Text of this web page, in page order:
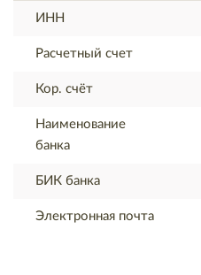
ИНН
Расчетный счет
Кор. счёт
Наименование
банка
БИК банка
Электронная почта